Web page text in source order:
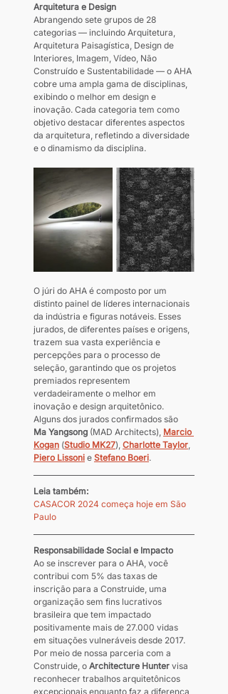
Arquitetura e Design
Abrangendo sete grupos de 28
categorias — incluindo Arquitetura,
Arquitetura Paisagística, Design de
Interiores, Imagem, Vídeo, Não
Construído e Sustentabilidade — o AHA
cobre uma ampla gama de disciplinas,
exibindo o melhor em design e
inovação. Cada categoria tem como
objetivo destacar diferentes aspectos
da arquitetura, refletindo a diversidade
e o dinamismo da disciplina.
O júri do AHA é composto por um
distinto painel de líderes internacionais
da indústria e figuras notáveis. Esses
jurados, de diferentes países e origens,
trazem sua vasta experiência e
percepções para o processo de
seleção, garantindo que os projetos
premiados representem
verdadeiramente o melhor em
inovação e design arquitetônico.
Alguns dos jurados confirmados são
Ma Yangsong (MAD Architects), Marcio
Kogan (Studio MK27), Charlotte Taylor,
Piero Lissoni e Stefano Boeri.
Leia também:
CASACOR 2024 começa hoje em São
Paulo
Responsabilidade Social e Impacto
Ao se inscrever para o AHA, você
contribui com 5% das taxas de
inscrição para a Construide, uma
organização sem fins lucrativos
brasileira que tem impactado
positivamente mais de 27.000 vidas
em situações vulneráveis desde 2017.
Por meio de nossa parceria com a
Construide, o Architecture Hunter visa
reconhecer trabalhos arquitetônicos
excepcionais enquanto faz a diferença